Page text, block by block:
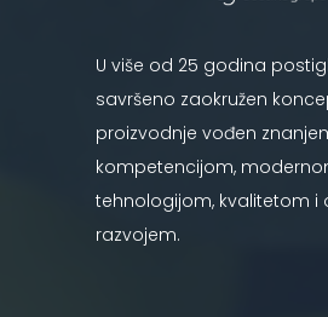
U više od 25 godina
savršeno zaokružen
proizvodnje vođen
kompetencijom,
tehnologijom, kvalitetom i
razvojem.